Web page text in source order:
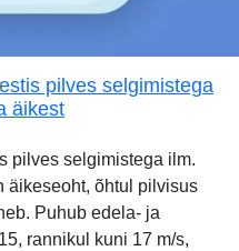
pilves selgimistega
äikest
pilves selgimistega ilm.
äikeseoht, õhtul pilvisus
Puhub edela- ja
rannikul kuni 17 m/s,